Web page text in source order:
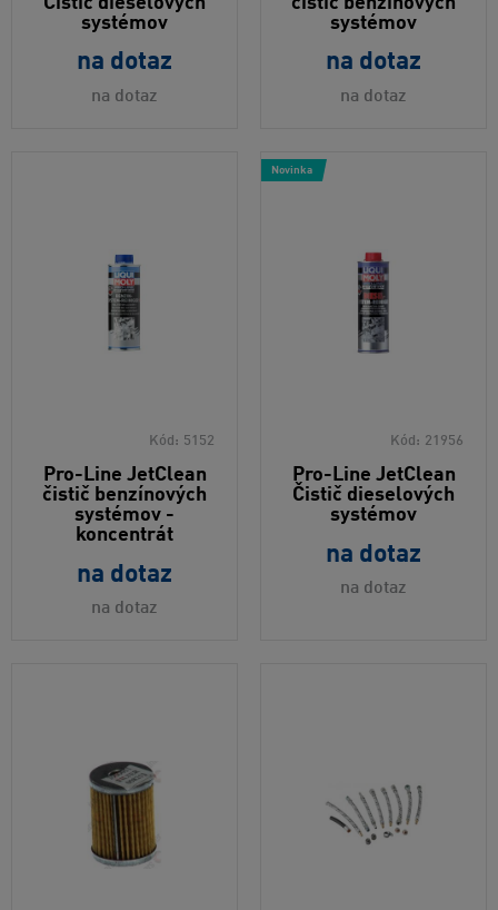
systémov
na dotaz
na dotaz
systémov
na dotaz
na dotaz
Kód: 5152
Pro-Line JetClean
čistič benzínových
systémov -
koncentrát
na dotaz
na dotaz
Kód: 21956
Pro-Line JetClean
Čistič dieselových
systémov
na dotaz
na dotaz
Novinka